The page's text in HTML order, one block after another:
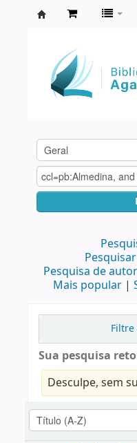
Agamenon
Magalhães
Pesquisa de
Mais popular
Sua pesquisa
Desculpe, sem